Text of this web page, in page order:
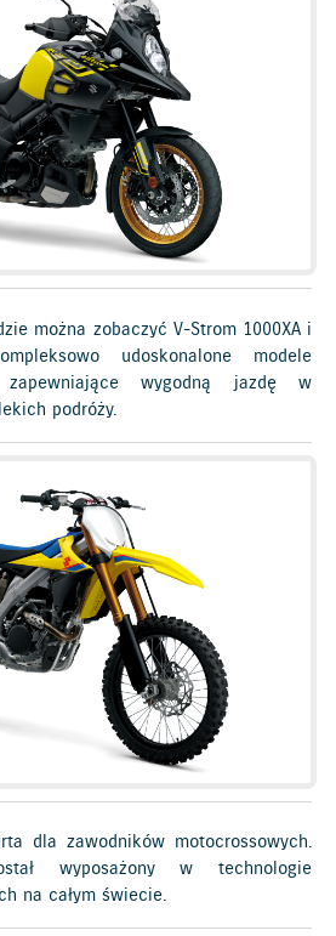
można zobaczyć V-Strom 1000XA i
udoskonalone modele
zapewniające wygodną jazdę w
podróży.
dla zawodników motocrossowych.
wyposażony w technologie
na całym świecie.